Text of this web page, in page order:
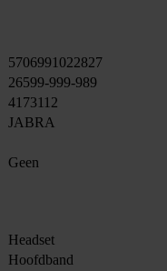
5706991022827
26599-999-989
4173112
JABRA
Geen
Headset
Hoofdband